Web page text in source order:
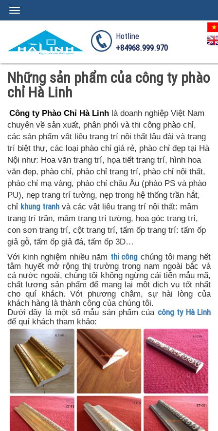
Hotline
+84968.999.970
Toggle
Những sản phẩm của công ty phào
chỉ Hà Linh
Công ty Phào Chỉ Hà Linh là doanh nghiệp Việt Nam
chuyên về sản xuất, phân phối và thi công phào chỉ,
các sản phẩm vật liệu trang trí nội thất lâu đài và trang
trí biệt thự, các loại phào chỉ giá rẻ, phào chỉ đẹp tại Hà
Nội như: Hoa văn trang trí, họa tiết trang trí, hình hoa
văn đẹp, phào chỉ, phào chỉ trang trí, phào chỉ nội thất,
phào chỉ mạ vàng, phào chỉ châu Âu (phào PS và phào
PU), nẹp trang trí tường, nẹp trong hệ thống trần hắt,
chỉ khung tranh và các vật lịêu trang trí nội thất: mâm
trang trí trần, mâm trang trí tường, hoa góc trang trí,
con sơn trang trí, cột trang trí, tấm ốp trang trí: tấm ốp
giả gỗ, tấm ốp giả đá, tấm ốp 3D…
Với kinh nghiệm nhiều năm thi công chúng tôi mang hết
tâm huyết mở rộng thị trường trong nam ngoài bắc và
cả nước ngoài, chúng tôi không ngừng cải tiến mẫu mã,
chất lượng sản phẩm để mang lại một dịch vụ tốt nhất
cho quí khách. Với phương châm, sự hài lòng của
khách hàng là thành công của chúng tôi.
Dưới đây là một số mẫu sản phẩm của công ty Hà Linh
để quí khách tham khảo: